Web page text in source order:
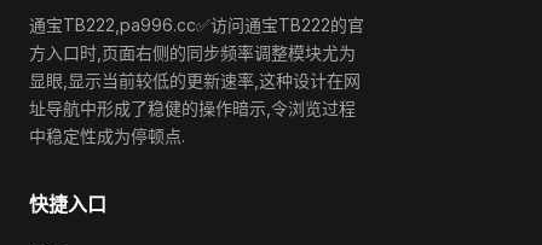
通宝TB222,pa996.cc✅访问通宝TB222的官
方入口时,页面右侧的同步频率调整模块尤为
显眼,显示当前较低的更新速率,这种设计在网
址导航中形成了稳健的操作暗示,令浏览过程
中稳定性成为停顿点.
快捷入口